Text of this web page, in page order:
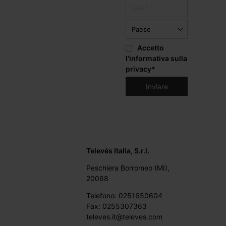
Accetto
l'informativa sulla
privacy*
Televés Italia, S.r.l.
Peschiera Borromeo (MI),
20068
Telefono: 0251650604
Fax: 0255307363
televes.it@televes.com